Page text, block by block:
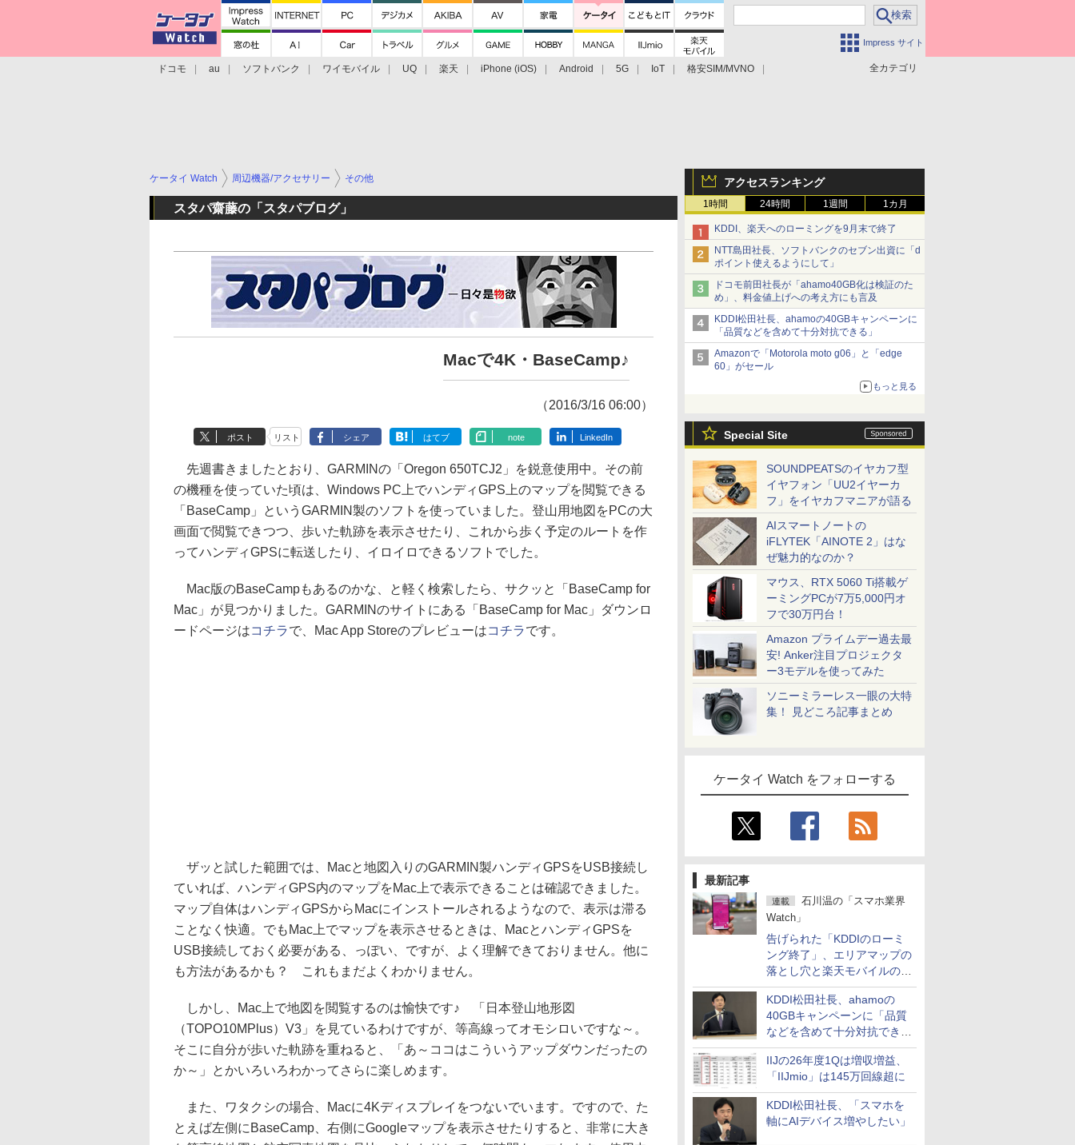
Impress サイト
全カテゴリ
ドコモ au ソフトバンク ワイモバイル UQ 楽天 iPhone (iOS) Android 5G IoT
格安SIM/MVNO
アクセスランキング
1時間 24時間 1週間 1カ月
KDDI、楽天へのローミングを9月末で終了
NTT島田社長、ソフトバンクのセブン出資に「d
ポイント使えるようにして」
ドコモ前田社長が「ahamo40GB化は検証のた
め」、料金値上げへの考え方にも言及
KDDI松田社長、ahamoの40GBキャンペーンに
「品質などを含めて十分対抗できる」
Amazonで「Motorola moto g06」と「edge
60」がセール
もっと見る
Special Site
SOUNDPEATSのイヤカフ型
イヤフォン「UU2イヤーカ
フ」をイヤカフマニアが語る
AIスマートノートの
iFLYTEK「AINOTE 2」はな
ぜ魅力的なのか？
マウス、RTX 5060 Ti搭載ゲ
ーミングPCが7万5,000円オ
フで30万円台！
Amazon プライムデー過去最
安! Anker注目プロジェクタ
ー3モデルを使ってみた
ソニーミラーレス一眼の大特
集！ 見どころ記事まとめ
ケータイ Watch をフォローする
最新記事
連載
石川温の「スマホ業界
Watch」
告げられた「KDDIのローミ
ング終了」、エリアマップの
落とし穴と楽天モバイルの課
題
KDDI松田社長、ahamoの
40GBキャンペーンに「品質
などを含めて十分対抗でき
る」
IIJの26年度1Qは増収増益、
「IIJmio」は145万回線超に
KDDI松田社長、「スマホを
軸にAIデバイス増やしたい」
ケータイ Watch 周辺機器/アクセサリー その他
スタパ齋藤の「スタパブログ」
Macで4K・BaseCamp♪
（2016/3/16 06:00）
ポスト リスト シェア はてブ note LinkedIn
先週書きましたとおり、GARMINの「Oregon 650TCJ2」を鋭意使用中。その前
の機種を使っていた頃は、Windows PC上でハンディGPS上のマップを閲覧できる
「BaseCamp」というGARMIN製のソフトを使っていました。登山用地図をPCの大
画面で閲覧できつつ、歩いた軌跡を表示させたり、これから歩く予定のルートを作
ってハンディGPSに転送したり、イロイロできるソフトでした。
Mac版のBaseCampもあるのかな、と軽く検索したら、サクッと「BaseCamp for
Mac」が見つかりました。GARMINのサイトにある「BaseCamp for Mac」ダウンロ
ードページはコチラで、Mac App Storeのプレビューはコチラです。
ザッと試した範囲では、Macと地図入りのGARMIN製ハンディGPSをUSB接続し
ていれば、ハンディGPS内のマップをMac上で表示できることは確認できました。
マップ自体はハンディGPSからMacにインストールされるようなので、表示は滞る
ことなく快適。でもMac上でマップを表示させるときは、MacとハンディGPSを
USB接続しておく必要がある、っぽい、ですが、よく理解できておりません。他に
も方法があるかも？ これもまだよくわかりません。
しかし、Mac上で地図を閲覧するのは愉快です♪ 「日本登山地形図
（TOPO10MPlus）V3」を見ているわけですが、等高線ってオモシロいですな～。
そこに自分が歩いた軌跡を重ねると、「あ～ココはこういうアップダウンだったの
か～」とかいろいろわかってさらに楽しめます。
また、ワタクシの場合、Macに4Kディスプレイをつないでいます。ですので、た
とえば左側にBaseCamp、右側にGoogleマップを表示させたりすると、非常に大き